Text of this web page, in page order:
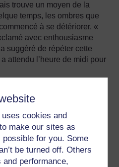
cookies and
make our sites as
for you. Some
be turned off. Others
performance,
trouve un moyen de la
temps, les ombres que
à se détériorer. «
avec enthousiasme
suggéré de répéter cette
attendu l’heure de midi pour
Avec sagesse, Mme
ont suivi, la classe a parlé de
à d’autres observations.
qui s’était passé avec leur